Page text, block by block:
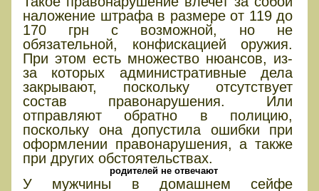
наложение штрафа в размере от 119 до
170 грн с возможной, но не
обязательной, конфискацией оружия.
При этом есть множество нюансов, из-
за которых административные дела
закрывают, поскольку отсутствует
состав правонарушения. Или
отправляют обратно в полицию,
поскольку она допустила ошибки при
оформлении правонарушения, а также
при других обстоятельствах.
родителей не отвечают
У мужчины в домашнем сейфе